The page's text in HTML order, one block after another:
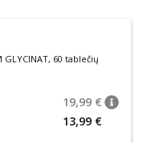
GLYCINAT, 60 tablečių
narių nuolaida
19,99 €
13,99 €